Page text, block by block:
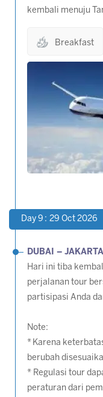
kembali menuju
Breakfast
Day 9 : 29 Oct 2026
DUBAI –
Hari ini tiba
perjalanan tour
partisipasi Anda
Note:
* Karena
berubah
* Regulasi tour
peraturan dari